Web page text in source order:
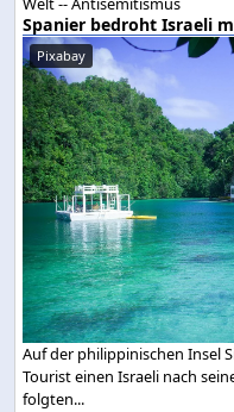
Spanier bedroht Israeli
Pixabay
Auf der philippinischen Insel
Tourist einen Israeli nach
folgten...